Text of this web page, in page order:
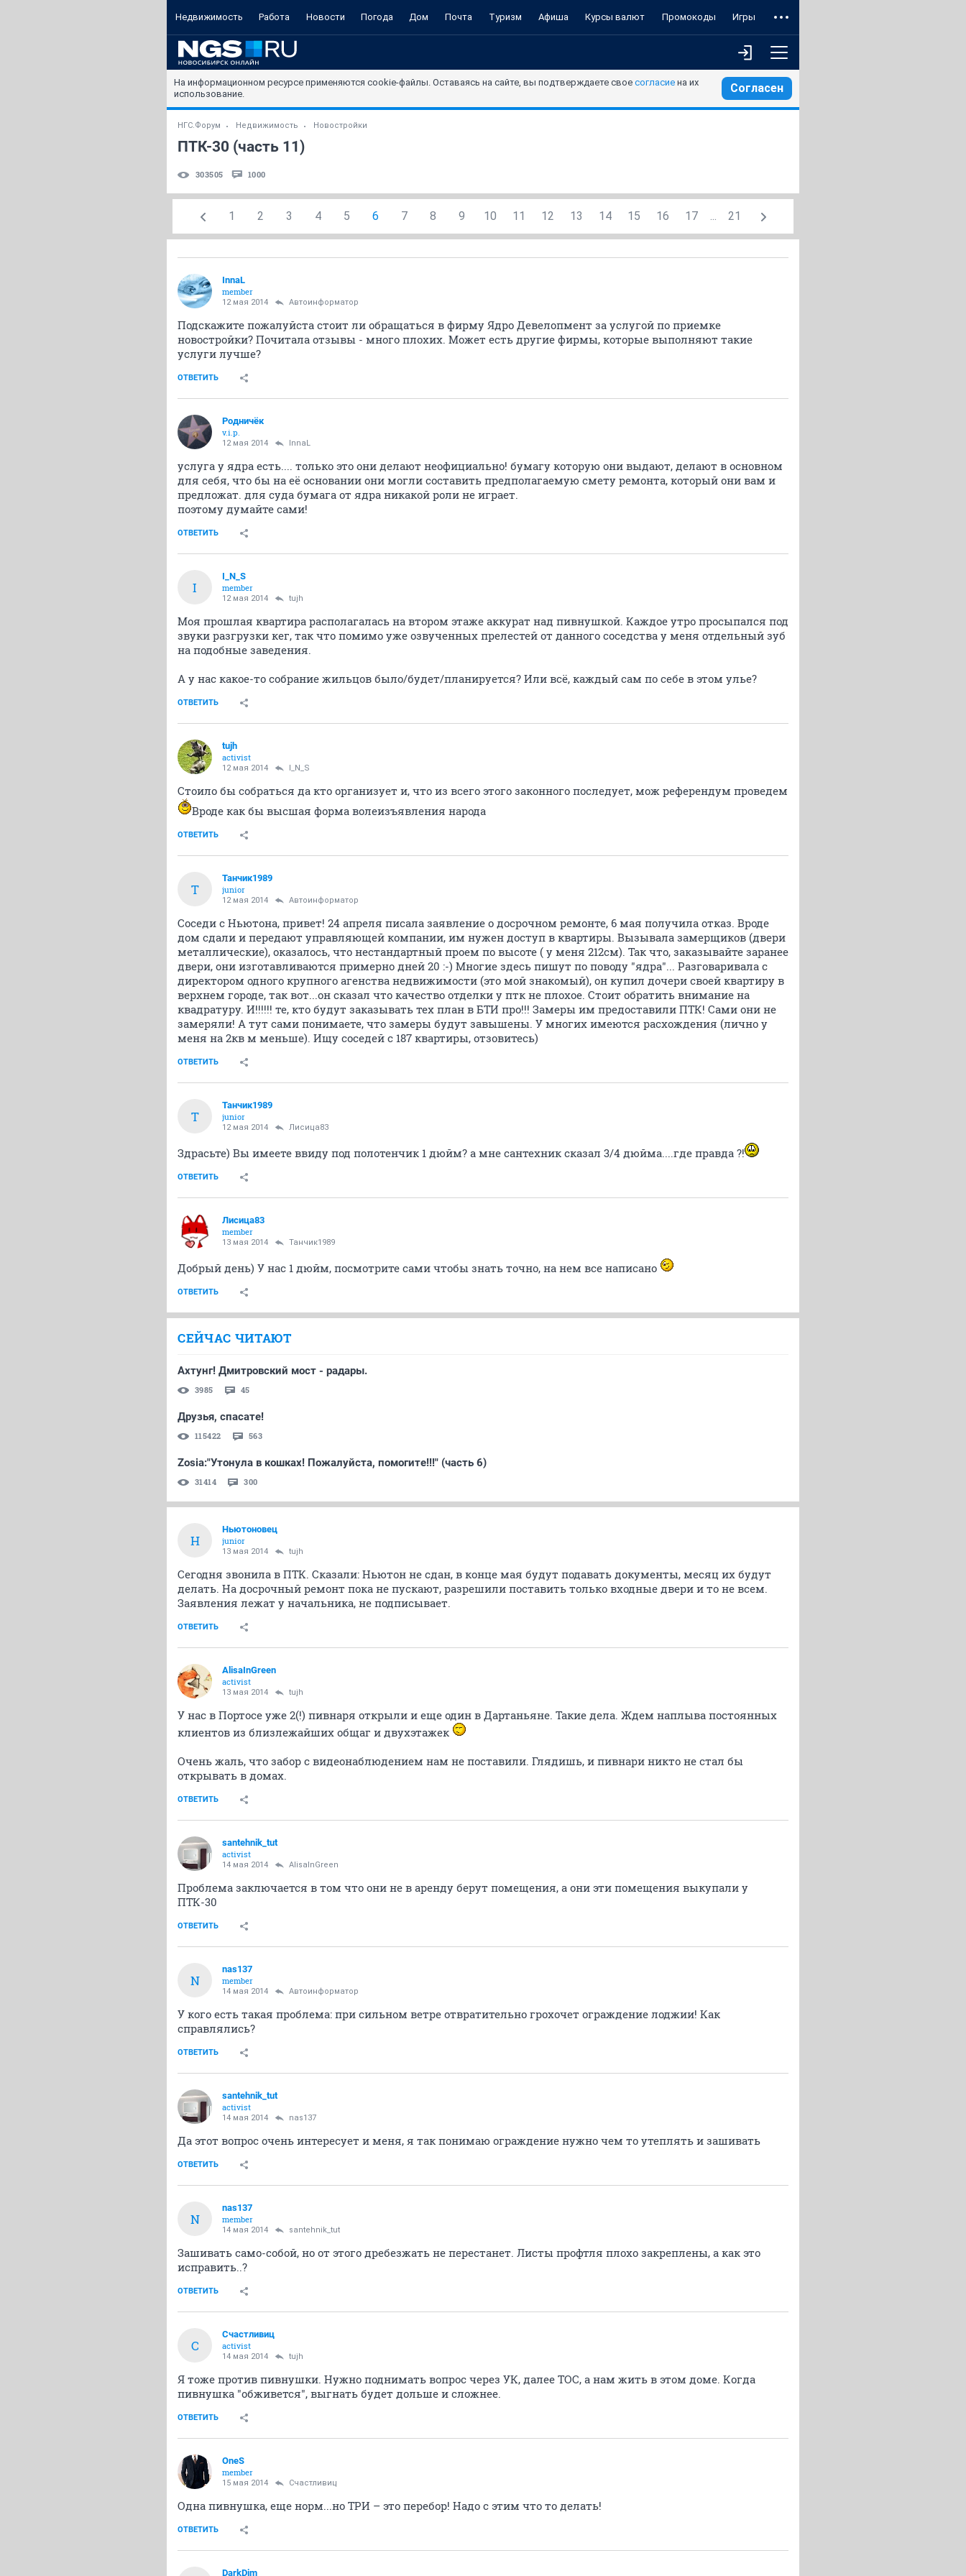
Недвижимость Работа Новости Погода Дом Почта Туризм Афиша Курсы валют Промокоды Игры
На информационном ресурсе применяются cookie-файлы. Оставаясь на сайте, вы подтверждаете свое согласие на их
использование.
Согласен
НГС.Форум Недвижимость Новостройки
ПТК-30 (часть 11)
303505 1000
1 2 3 4 5 6 7 8 9 10 11 12 13 14 15 16 17 ... 21
InnaL
member
12 мая 2014 Автоинформатор
Подскажите пожалуйста стоит ли обращаться в фирму Ядро Девелопмент за услугой по приемке
новостройки? Почитала отзывы - много плохих. Может есть другие фирмы, которые выполняют такие
услуги лучше?
ОТВЕТИТЬ
Родничёк
v.i.p.
12 мая 2014 InnaL
услуга у ядра есть.... только это они делают неофициально! бумагу которую они выдают, делают в основном
для себя, что бы на её основании они могли составить предполагаемую смету ремонта, который они вам и
предложат. для суда бумага от ядра никакой роли не играет.
поэтому думайте сами!
ОТВЕТИТЬ
I
I_N_S
member
12 мая 2014 tujh
Моя прошлая квартира располагалась на втором этаже аккурат над пивнушкой. Каждое утро просыпался под
звуки разгрузки кег, так что помимо уже озвученных прелестей от данного соседства у меня отдельный зуб
на подобные заведения.
А у нас какое-то собрание жильцов было/будет/планируется? Или всё, каждый сам по себе в этом улье?
ОТВЕТИТЬ
tujh
activist
12 мая 2014 I_N_S
Стоило бы собраться да кто организует и, что из всего этого законного последует, мож референдум проведем
Вроде как бы высшая форма волеизъявления народа
ОТВЕТИТЬ
Т
Танчик1989
junior
12 мая 2014 Автоинформатор
Соседи с Ньютона, привет! 24 апреля писала заявление о досрочном ремонте, 6 мая получила отказ. Вроде
дом сдали и передают управляющей компании, им нужен доступ в квартиры. Вызывала замерщиков (двери
металлические), оказалось, что нестандартный проем по высоте ( у меня 212см). Так что, заказывайте заранее
двери, они изготавливаются примерно дней 20 :-) Многие здесь пишут по поводу "ядра"... Разговаривала с
директором одного крупного агенства недвижимости (это мой знакомый), он купил дочери своей квартиру в
верхнем городе, так вот...он сказал что качество отделки у птк не плохое. Стоит обратить внимание на
квадратуру. И!!!!!! те, кто будут заказывать тех план в БТИ про!!! Замеры им предоставили ПТК! Сами они не
замеряли! А тут сами понимаете, что замеры будут завышены. У многих имеются расхождения (лично у
меня на 2кв м меньше). Ищу соседей с 187 квартиры, отзовитесь)
ОТВЕТИТЬ
Т
Танчик1989
junior
12 мая 2014 Лисица83
Здрасьте) Вы имеете ввиду под полотенчик 1 дюйм? а мне сантехник сказал 3/4 дюйма....где правда ?!
ОТВЕТИТЬ
Лисица83
member
13 мая 2014 Танчик1989
Добрый день) У нас 1 дюйм, посмотрите сами чтобы знать точно, на нем все написано
ОТВЕТИТЬ
СЕЙЧАС ЧИТАЮТ
Ахтунг! Дмитровский мост - радары.
3985 45
Друзья, спасате!
115422 563
Zosia:"Утонула в кошках! Пожалуйста, помогите!!!" (часть 6)
31414 300
Н
Ньютоновец
junior
13 мая 2014 tujh
Сегодня звонила в ПТК. Сказали: Ньютон не сдан, в конце мая будут подавать документы, месяц их будут
делать. На досрочный ремонт пока не пускают, разрешили поставить только входные двери и то не всем.
Заявления лежат у начальника, не подписывает.
ОТВЕТИТЬ
AlisaInGreen
activist
13 мая 2014 tujh
У нас в Портосе уже 2(!) пивнаря открыли и еще один в Дартаньяне. Такие дела. Ждем наплыва постоянных
клиентов из близлежайших общаг и двухэтажек
Очень жаль, что забор с видеонаблюдением нам не поставили. Глядишь, и пивнари никто не стал бы
открывать в домах.
ОТВЕТИТЬ
santehnik_tut
activist
14 мая 2014 AlisaInGreen
Проблема заключается в том что они не в аренду берут помещения, а они эти помещения выкупали у
ПТК-30
ОТВЕТИТЬ
N
nas137
member
14 мая 2014 Автоинформатор
У кого есть такая проблема: при сильном ветре отвратительно грохочет ограждение лоджии! Как
справлялись?
ОТВЕТИТЬ
santehnik_tut
activist
14 мая 2014 nas137
Да этот вопрос очень интересует и меня, я так понимаю ограждение нужно чем то утеплять и зашивать
ОТВЕТИТЬ
N
nas137
member
14 мая 2014 santehnik_tut
Зашивать само-собой, но от этого дребезжать не перестанет. Листы профтля плохо закреплены, а как это
исправить..?
ОТВЕТИТЬ
С
Счастливиц
activist
14 мая 2014 tujh
Я тоже против пивнушки. Нужно поднимать вопрос через УК, далее ТОС, а нам жить в этом доме. Когда
пивнушка "обживется", выгнать будет дольше и сложнее.
ОТВЕТИТЬ
OneS
member
15 мая 2014 Счастливиц
Одна пивнушка, еще норм...но ТРИ – это перебор! Надо с этим что то делать!
ОТВЕТИТЬ
DarkDim